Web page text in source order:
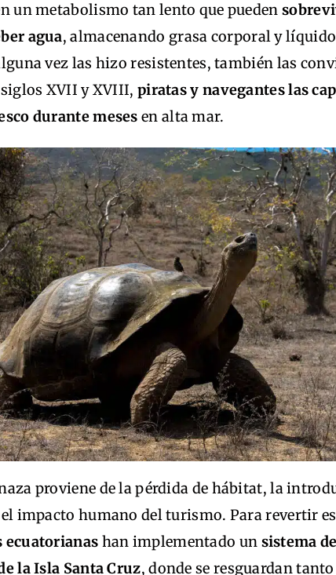
un metabolismo tan lento que pueden
agua, almacenando grasa corporal y
vez las hizo resistentes, también las
XVII y XVIII, piratas y navegantes las
durante meses en alta mar.
proviene de la pérdida de hábitat, la
impacto humano del turismo. Para revertir
ecuatorianas han implementado un sistema
la Isla Santa Cruz, donde se resguardan